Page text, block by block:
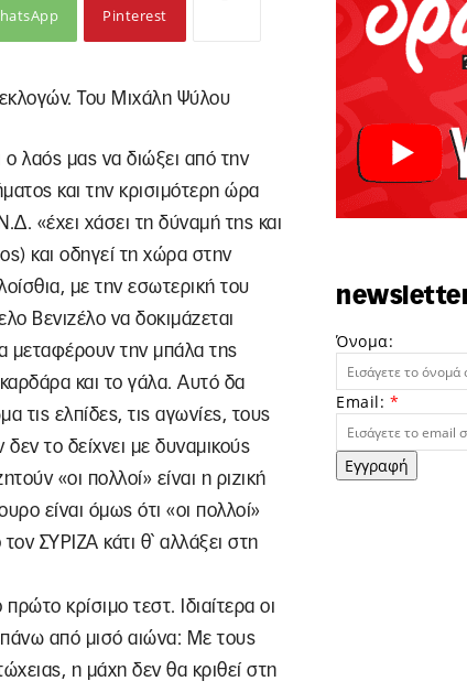
Pinterest
εκλογών. Του Μιχάλη Ψύλου
λαός μας να διώξει από την
και την κρισιμότερη ώρα
«έχει χάσει τη δύναμή της και
και οδηγεί τη χώρα στην
με την εσωτερική του
Βενιζέλο να δοκιμάζεται
μεταφέρουν την μπάλα της
και το γάλα. Αυτό δα
ελπίδες, τις αγωνίες, τους
το δείχνει με δυναμικούς
«οι πολλοί» είναι η ριζική
είναι όμως ότι «οι πολλοί»
ΣΥΡΙΖΑ κάτι θ` αλλάξει στη
κρίσιμο τεστ. Ιδιαίτερα οι
πάνω από μισό αιώνα: Με τους
η μάχη δεν θα κριθεί στη
Όνομα:
Email: *
Εγγραφή